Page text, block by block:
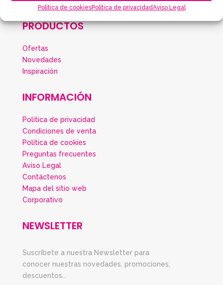
Política de cookiesPolítica de privacidadAviso Legal
PRODUCTOS
Ofertas
Novedades
Inspiración
INFORMACIÓN
Política de privacidad
Condiciones de venta
Política de cookies
Preguntas frecuentes
Aviso Legal
Contáctenos
Mapa del sitio web
Corporativo
NEWSLETTER
Suscríbete a nuestra Newsletter para
conocer nuestras novedades, promociones,
descuentos...